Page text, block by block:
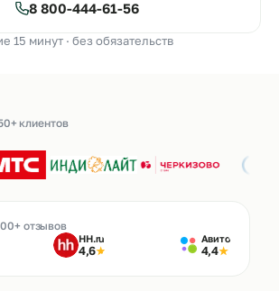
8 800-444-61-56
15 минут · без обязательств
клиентов
отзывов
HH.ru
4,6★
Авито
4,4★